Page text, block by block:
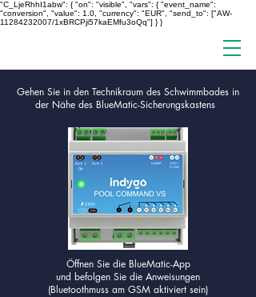
"C_LjeRhhI1abw": { "on": "visible", "vars": { "event_name":
"conversion", "value": 1.0, "currency": "EUR", "send_to": ["AW-
11284232007/1xBRCPji57kaEMfu3oQq"] } }
Gehen Sie in den Technikraum des Schwimmbades in
der Nähe des BlueMatic-Sicherungskastens
Öffnen Sie die BlueMatic-App
und befolgen Sie die Anweisungen
(Bluetoothmuss am GSM aktiviert sein)